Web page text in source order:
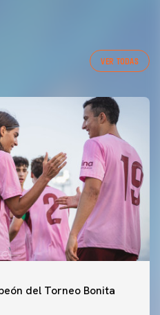
VER TODAS
del Torneo Bonita